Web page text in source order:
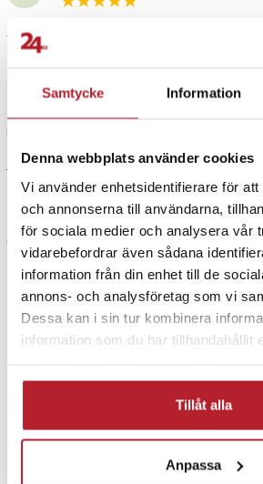
Samtycke Information
Denna webbplats använder cookies
Vi använder enhetsidentifierare för
och annonserna till användarna,
för sociala medier och analysera vår
vidarebefordrar även sådana
information från din enhet till de
annons- och analysföretag som vi
Dessa kan i sin tur kombinera
information som du har tillhandahållit
Tillåt alla
Anpassa
Absolut värt köpet. Dock svårt montera ihop
instruktion
Anneli
Tillmötesgående. Snabb leverans
5 år sedan
Visa fler recensioner
PRISGARANTI
UTFÖRSÄLJNING